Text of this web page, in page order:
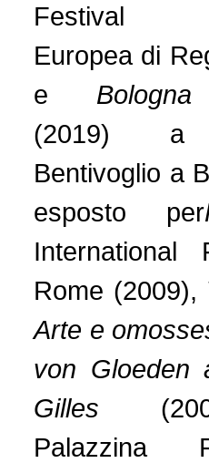
Festival
Europea di
e Bologna
(2019) a
Bentivoglio a
esposto per
International
Rome (2009),
Arte e
von Gloeden
Gilles
Palazzina